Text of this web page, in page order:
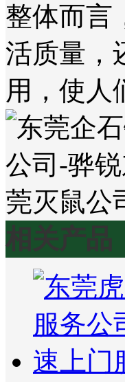
整体而言
活质量，
用，使人
相关产品